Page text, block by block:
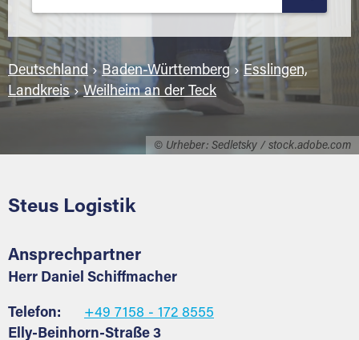
© Urheber: Sedletsky / stock.adobe.com
Deutschland ›Baden-Württemberg › Esslingen,
Landkreis›Weilheim an der Teck
Steus Logistik
Ansprechpartner
Herr Daniel Schiffmacher
Telefon:
+49 7158 - 172 8555
Elly-Beinhorn-Straße 3